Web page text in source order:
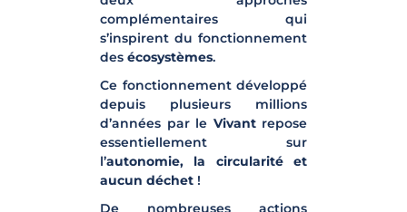
complémentaires qui
s’inspirent du fonctionnement
des écosystèmes.
Ce fonctionnement développé
depuis plusieurs millions
d’années par le Vivant repose
essentiellement sur
l’autonomie, la circularité et
aucun déchet !
De nombreuses actions